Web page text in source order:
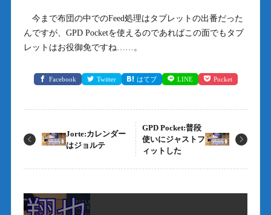
今まで布団の中でのFeed処理はタブレットの出番だった
んですが、GPD Pocketを使えるのであればこの面でもタブ
レットはお役御免ですね……。
Facebook Twitter はてブ LINE Pocket
Jorte:カレンダー
はジョルテ
GPD Pocket:普段
使いにジャストフ
ィットした